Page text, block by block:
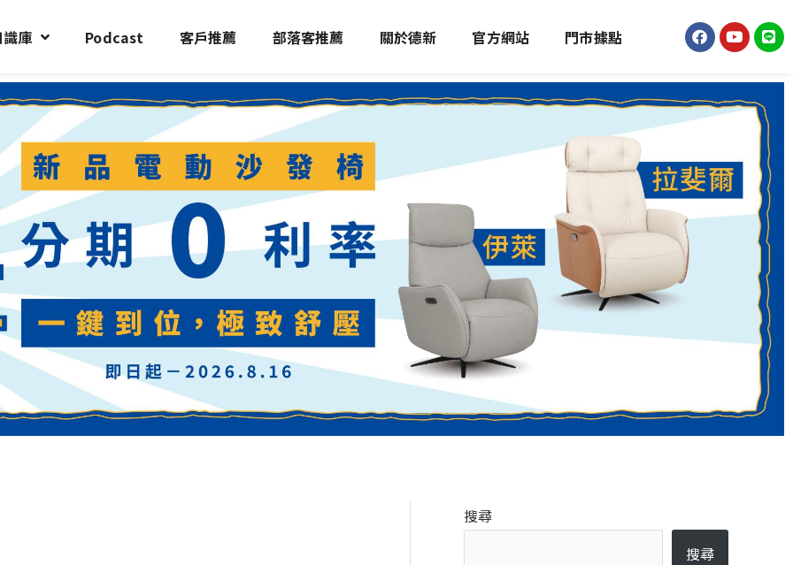
庫 Podcast 客戶推薦 部落客推薦 關於德新 官方網站 門市據點
搜尋
搜尋